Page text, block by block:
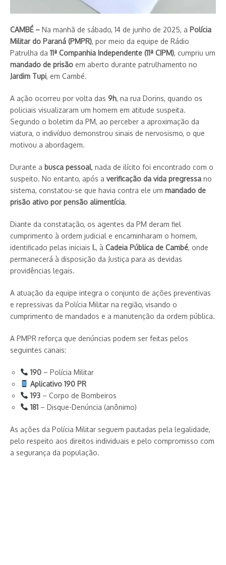
CAMBÉ – Na manhã de sábado, 14 de junho de 2025, a Polícia
Militar do Paraná (PMPR), por meio da equipe de Rádio
Patrulha da 11ª Companhia Independente (11ª CIPM), cumpriu um
mandado de prisão em aberto durante patrulhamento no
Jardim Tupi, em Cambé.
A ação ocorreu por volta das 9h, na rua Dorins, quando os
policiais visualizaram um homem em atitude suspeita.
Segundo o boletim da PM, ao perceber a aproximação da
viatura, o indivíduo demonstrou sinais de nervosismo, o que
motivou a abordagem.
Durante a busca pessoal, nada de ilícito foi encontrado com o
suspeito. No entanto, após a verificação da vida pregressa no
sistema, constatou-se que havia contra ele um mandado de
prisão ativo por pensão alimentícia.
Diante da constatação, os agentes da PM deram fiel
cumprimento à ordem judicial e encaminharam o homem,
identificado pelas iniciais I., à Cadeia Pública de Cambé, onde
permanecerá à disposição da Justiça para as devidas
providências legais.
A atuação da equipe integra o conjunto de ações preventivas
e repressivas da Polícia Militar na região, visando o
cumprimento de mandados e a manutenção da ordem pública.
A PMPR reforça que denúncias podem ser feitas pelos
seguintes canais:
190– Polícia Militar
Aplicativo 190 PR
193– Corpo de Bombeiros
181– Disque-Denúncia (anônimo)
As ações da Polícia Militar seguem pautadas pela legalidade,
pelo respeito aos direitos individuais e pelo compromisso com
a segurança da população.